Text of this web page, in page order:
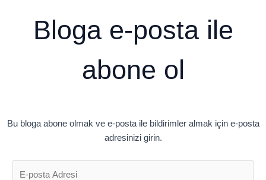
Bloga e-posta ile
abone ol
Bu bloga abone olmak ve e-posta ile bildirimler almak için e-posta
adresinizi girin.